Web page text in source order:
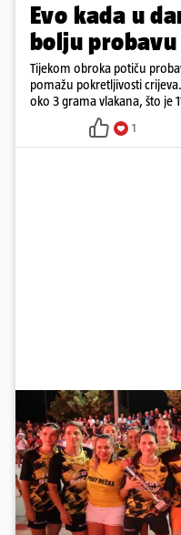
Evo kada u
bolju
Tijekom obroka potiču
pomažu pokretljivosti
oko 3 grama vlakana, što je
1